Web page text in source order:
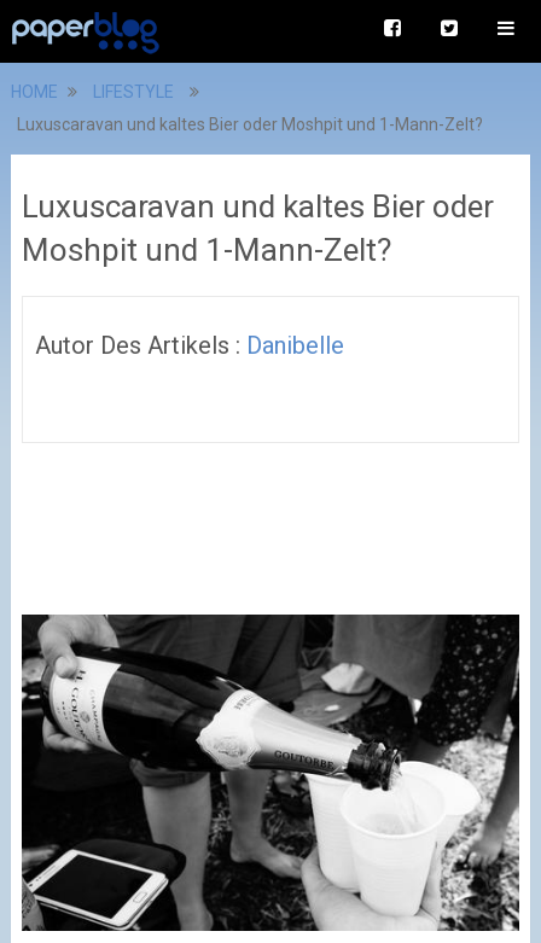
HOME
LIFESTYLE
Luxuscaravan und kaltes Bier oder Moshpit und 1-Mann-Zelt?
Luxuscaravan und kaltes Bier oder
Moshpit und 1-Mann-Zelt?
Autor Des Artikels : Danibelle